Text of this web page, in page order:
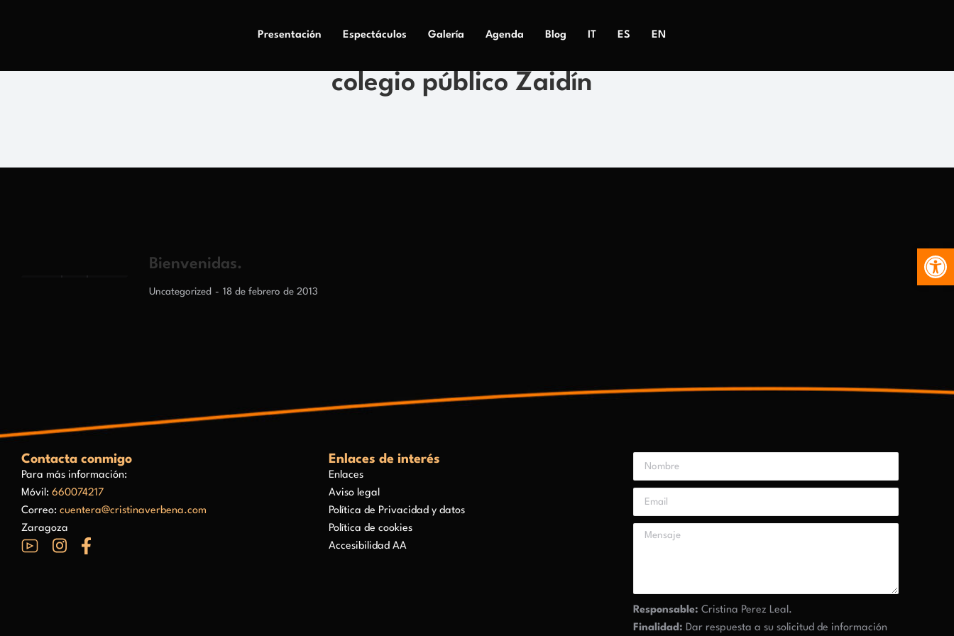
Presentación Espectáculos Galería Agenda Blog IT ES EN
colegio público Zaidín
Bienvenidas.
Uncategorized 18 de febrero de 2013
Contacta conmigo
Para más información:
Móvil: 660074217
Correo: cuentera@cristinaverbena.com
Zaragoza
Enlaces de interés
Enlaces
Aviso legal
Política de Privacidad y datos
Política de cookies
Accesibilidad AA
Responsable: Cristina Perez Leal.
Finalidad: Dar respuesta a su solicitud de información